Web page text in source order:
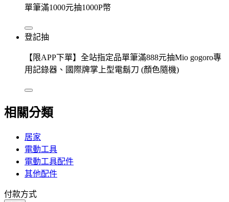
單筆滿1000元抽1000P幣
登記抽
【限APP下單】全站指定品單筆滿888元抽Mio gogoro專
用記錄器、國際牌掌上型電鬍刀 (顏色隨機)
相關分類
居家
電動工具
電動工具配件
其他配件
付款方式